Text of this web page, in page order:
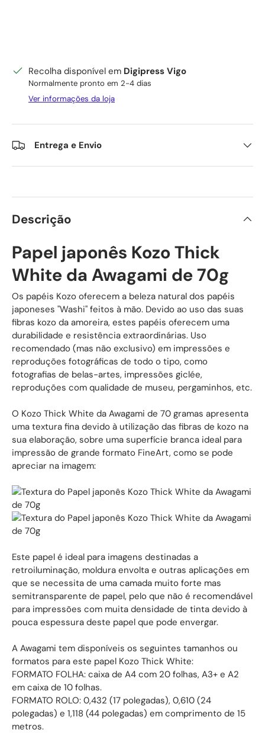
Recolha disponível em Digipress Vigo
Normalmente pronto em 2-4 dias
Ver informações da loja
Entrega e Envio
Descrição
Papel japonês Kozo Thick
White da Awagami de 70g
Os papéis Kozo oferecem a beleza natural dos papéis
japoneses "Washi" feitos à mão. Devido ao uso das suas
fibras kozo da amoreira, estes papéis oferecem uma
durabilidade e resistência extraordinárias. Uso
recomendado (mas não exclusivo) em impressões e
reproduções fotográficas de todo o tipo, como
fotografias de belas-artes, impressões giclée,
reproduções com qualidade de museu, pergaminhos, etc.
O Kozo Thick White da Awagami de 70 gramas apresenta
uma textura fina devido à utilização das fibras de kozo na
sua elaboração, sobre uma superfície branca ideal para
impressão de grande formato FineArt, como se pode
apreciar na imagem:
Este papel é ideal para imagens destinadas a
retroiluminação, moldura envolta e outras aplicações em
que se necessita de uma camada muito forte mas
semitransparente de papel, pelo que não é recomendável
para impressões com muita densidade de tinta devido à
pouca espessura deste papel que pode envergar.
A Awagami tem disponíveis os seguintes tamanhos ou
formatos para este papel Kozo Thick White:
FORMATO FOLHA: caixa de A4 com 20 folhas, A3+ e A2
em caixa de 10 folhas.
FORMATO ROLO: 0,432 (17 polegadas), 0,610 (24
polegadas) e 1,118 (44 polegadas) em comprimento de 15
metros.